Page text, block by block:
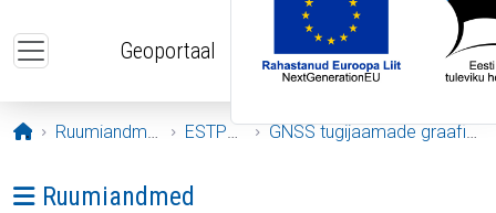
Geoportaal
Avaleht
Ruumiandmed ESTPOS GNSS tugijaamade graafikud
Ava menüü: Ruumiandmed
Ruumiandmed